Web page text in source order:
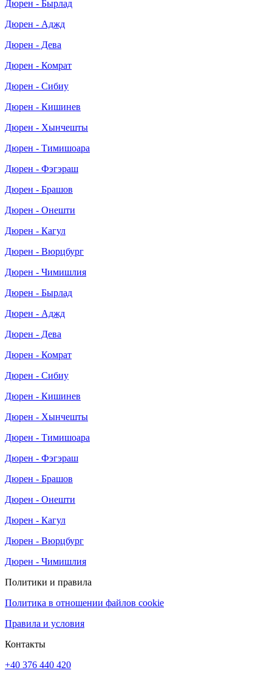
Дюрен - Бырлад
Дюрен - Аджд
Дюрен - Дева
Дюрен - Комрат
Дюрен - Сибиу
Дюрен - Кишинев
Дюрен - Хынчешты
Дюрен - Тимишоара
Дюрен - Фэгэраш
Дюрен - Брашов
Дюрен - Онешти
Дюрен - Кагул
Дюрен - Вюрцбург
Дюрен - Чимишлия
Дюрен - Бырлад
Дюрен - Аджд
Дюрен - Дева
Дюрен - Комрат
Дюрен - Сибиу
Дюрен - Кишинев
Дюрен - Хынчешты
Дюрен - Тимишоара
Дюрен - Фэгэраш
Дюрен - Брашов
Дюрен - Онешти
Дюрен - Кагул
Дюрен - Вюрцбург
Дюрен - Чимишлия
Политики и правила
Политика в отношении файлов cookie
Правила и условия
Контакты
+40 376 440 420